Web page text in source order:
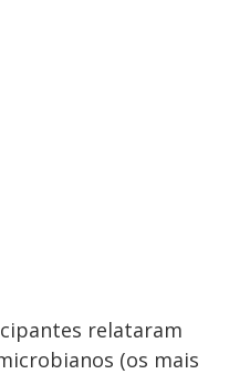
relataram
(os mais